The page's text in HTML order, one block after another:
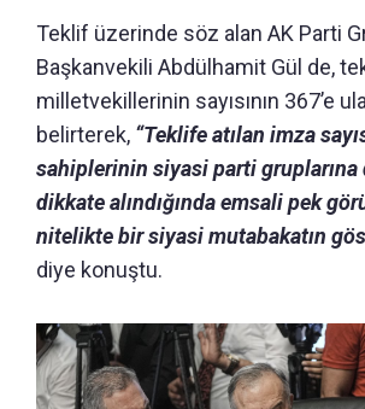
Teklif üzerinde söz alan AK Parti
Başkanvekili Abdülhamit Gül de,
milletvekillerinin sayısının 367’e
belirterek, “Teklife atılan imza
sahiplerinin siyasi parti gruplarına
dikkate alındığında emsali pek
nitelikte bir siyasi mutabakatın
diye konuştu.